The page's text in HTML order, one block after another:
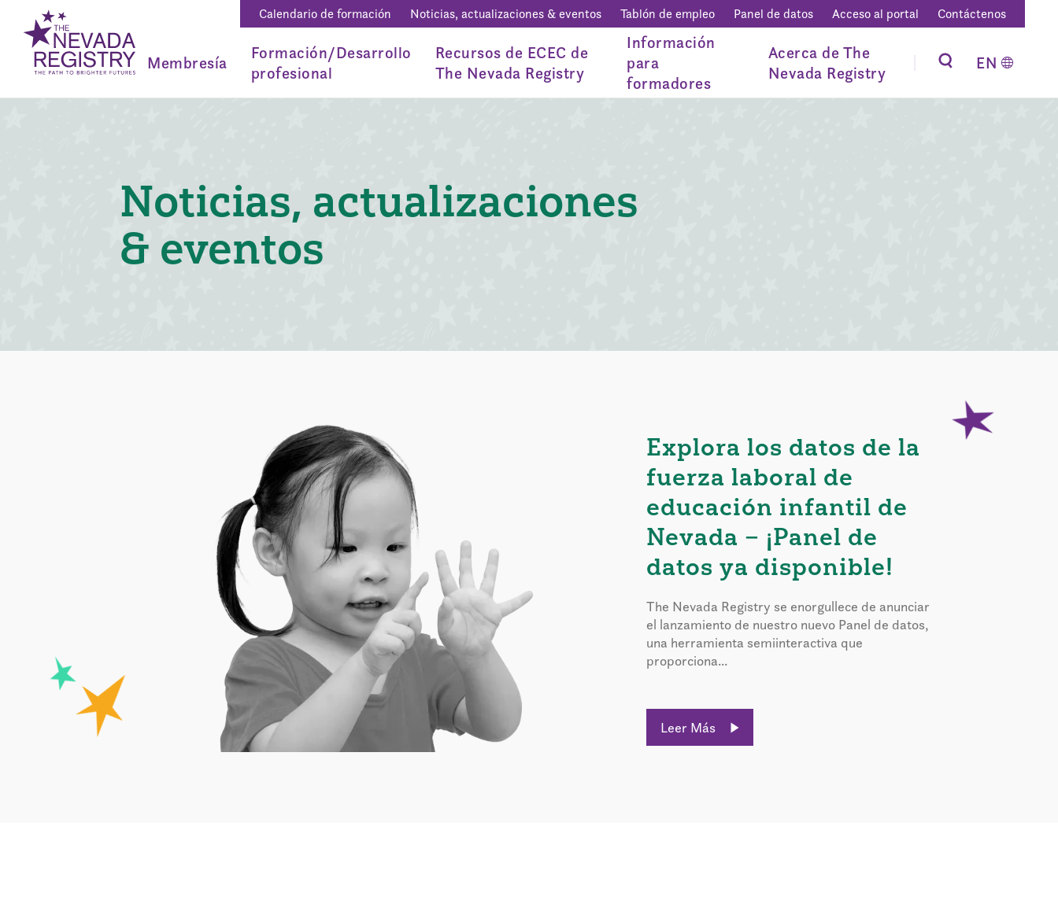
Calendario de formación Noticias, actualizaciones & eventos Tablón de empleo Panel de datos Acceso al portal Contáctenos
Membresía
Formación/Desarrollo
profesional
Recursos de ECEC de
The Nevada Registry
Información
para
formadores
Acerca de The
Nevada Registry
EN
Noticias, actualizaciones
& eventos
Explora los datos de la
fuerza laboral de
educación infantil de
Nevada – ¡Panel de
datos ya disponible!
The Nevada Registry se enorgullece de anunciar
el lanzamiento de nuestro nuevo Panel de datos,
una herramienta semiinteractiva que
proporciona...
Leer Más